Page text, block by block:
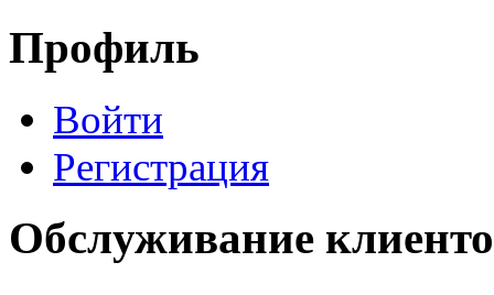
Профиль
Войти
Регистрация
Обслуживание